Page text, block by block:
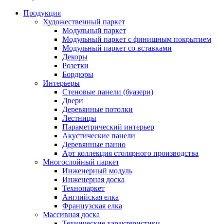
Продукция
Художественный паркет
Модульный паркет
Модульный паркет с финишным покрытием
Модульный паркет со вставками
Декоры
Розетки
Бордюры
Интерьеры
Стеновые панели (буазери)
Двери
Деревянные потолки
Лестницы
Параметрический интерьер
Акустические панели
Деревянные панно
Арт коллекция столярного производства
Многослойный паркет
Инженерный модуль
Инженерная доска
Технопаркет
Английская елка
Французская елка
Массивная доска